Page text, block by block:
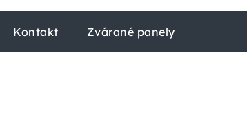
Kontakt Zvárané panely